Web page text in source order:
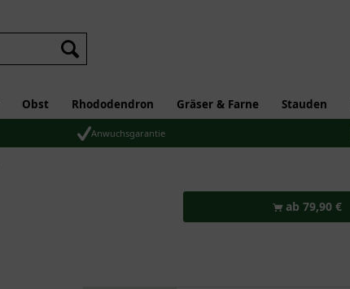
Obst Rhododendron Gräser & Farne Stauden
Anwuchsgarantie
ab 79,90 €